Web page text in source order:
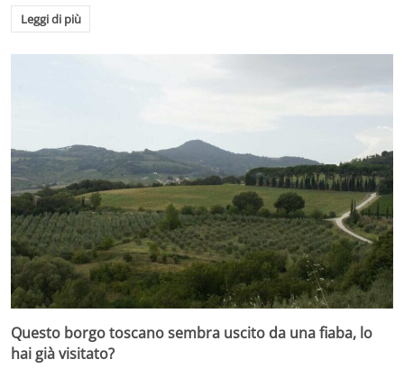
Leggi di più
Questo borgo toscano sembra uscito da una fiaba, lo
hai già visitato?